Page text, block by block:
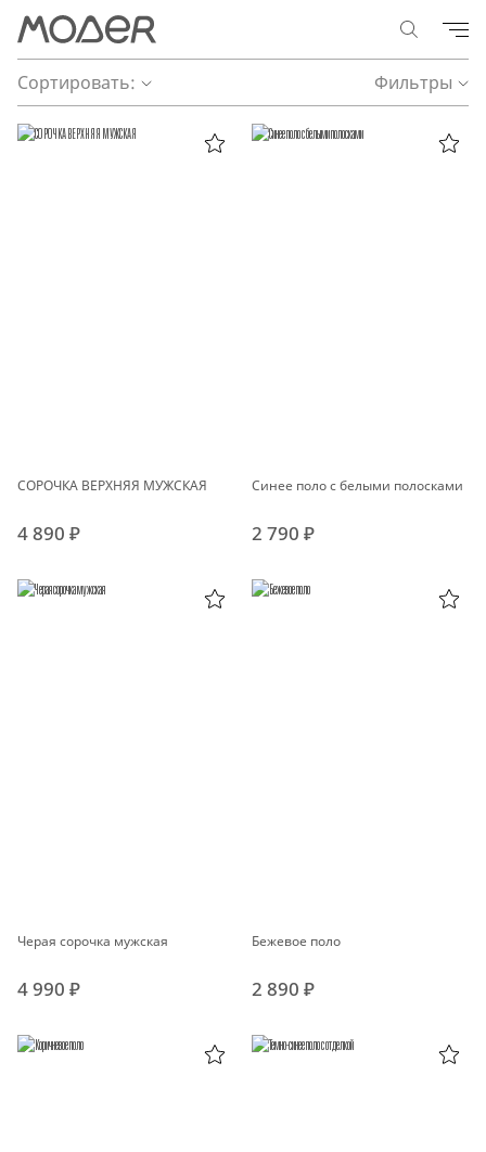
Сортировать: Фильтры
СОРОЧКА ВЕРХНЯЯ МУЖСКАЯ
4 890 ₽
Синее поло с белыми полосками
2 790 ₽
Черая сорочка мужская
4 990 ₽
Бежевое поло
2 890 ₽